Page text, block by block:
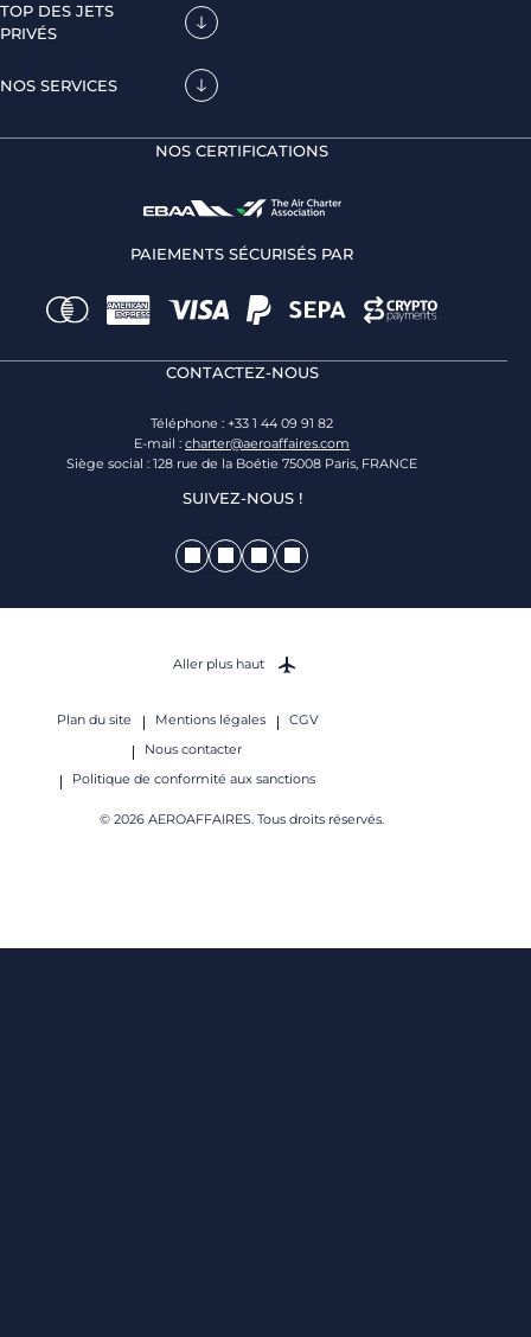
TOP DES JETS
PRIVÉS
NOS SERVICES
NOS CERTIFICATIONS
PAIEMENTS SÉCURISÉS PAR
CONTACTEZ-NOUS
Téléphone : +33 1 44 09 91 82
E-mail : charter@aeroaffaires.com
Siège social : 128 rue de la Boétie 75008 Paris, FRANCE
SUIVEZ-NOUS !
Plan du site Mentions légales
CGV
Nous contacter
Politique de conformité aux sanctions
© 2026 AEROAFFAIRES. Tous droits réservés.
Aller plus haut